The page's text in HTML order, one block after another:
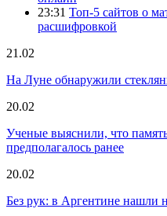
23:31 Топ-5 сайтов о
расшифровкой
21.02
На Луне обнаружили
20.02
Ученые выяснили, что
предполагалось ранее
20.02
Без рук: в Аргентине нашли